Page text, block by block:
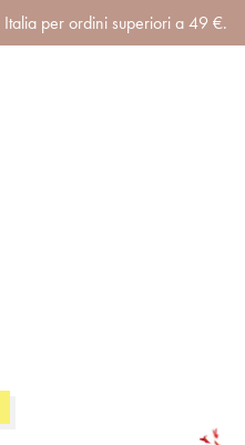
per ordini superiori a 49 €.